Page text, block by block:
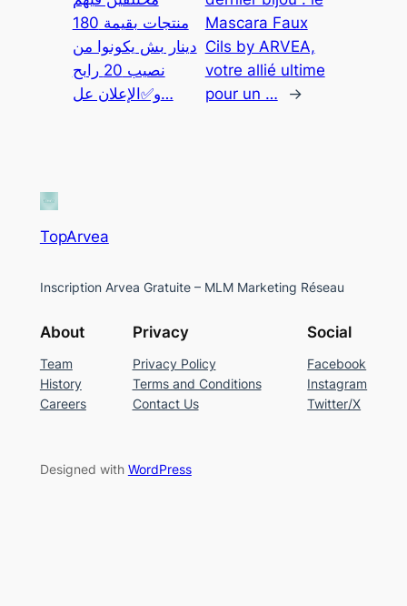
منتجات بقيمة 180
دينار بش يكونوا من
نصيب 20 رابح
و✅الإعلان عل…
Mascara Faux
Cils by ARVEA,
votre allié ultime
pour un …
→
TopArvea
Inscription Arvea Gratuite – MLM Marketing Réseau
About
Team
History
Careers
Privacy
Privacy Policy
Terms and Conditions
Contact Us
Social
Facebook
Instagram
Twitter/X
Designed with WordPress